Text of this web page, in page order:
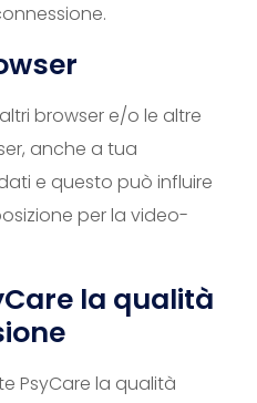
browser e/o le altre
anche a tua
e questo può influire
per la video-
la qualità
PsyCare la qualità